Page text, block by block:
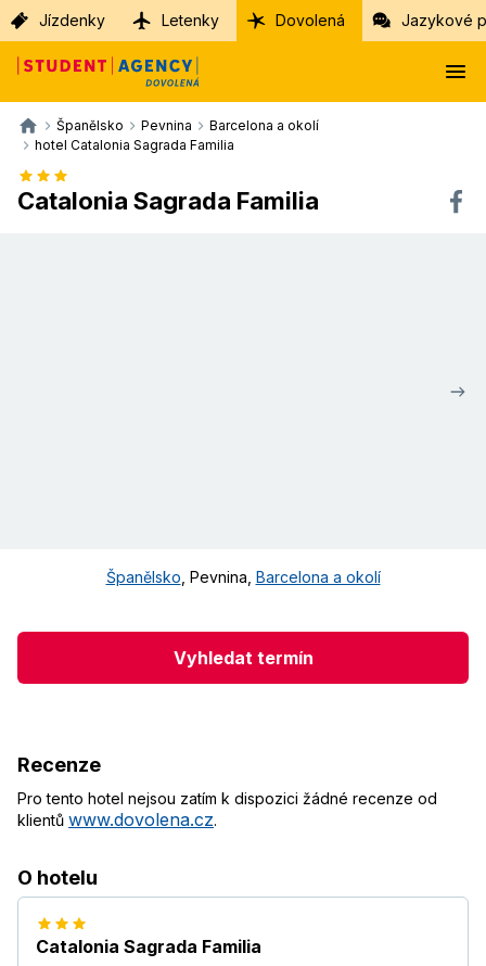
Jízdenky Letenky Dovolená Jazykové
Španělsko Pevnina
Barcelona a okolí
hotel Catalonia Sagrada Familia
Catalonia Sagrada Familia
Španělsko Pevnina Barcelona a okolí
Vyhledat termín
Recenze
Pro tento hotel nejsou zatím k dispozici žádné recenze od
klientů www.dovolena.cz.
O hotelu
Catalonia Sagrada Familia